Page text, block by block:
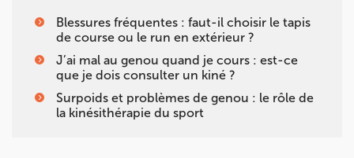
Blessures fréquentes : faut-il choisir le tapis
de course ou le run en extérieur ?
J’ai mal au genou quand je cours : est-ce
que je dois consulter un kiné ?
Surpoids et problèmes de genou : le rôle de
la kinésithérapie du sport